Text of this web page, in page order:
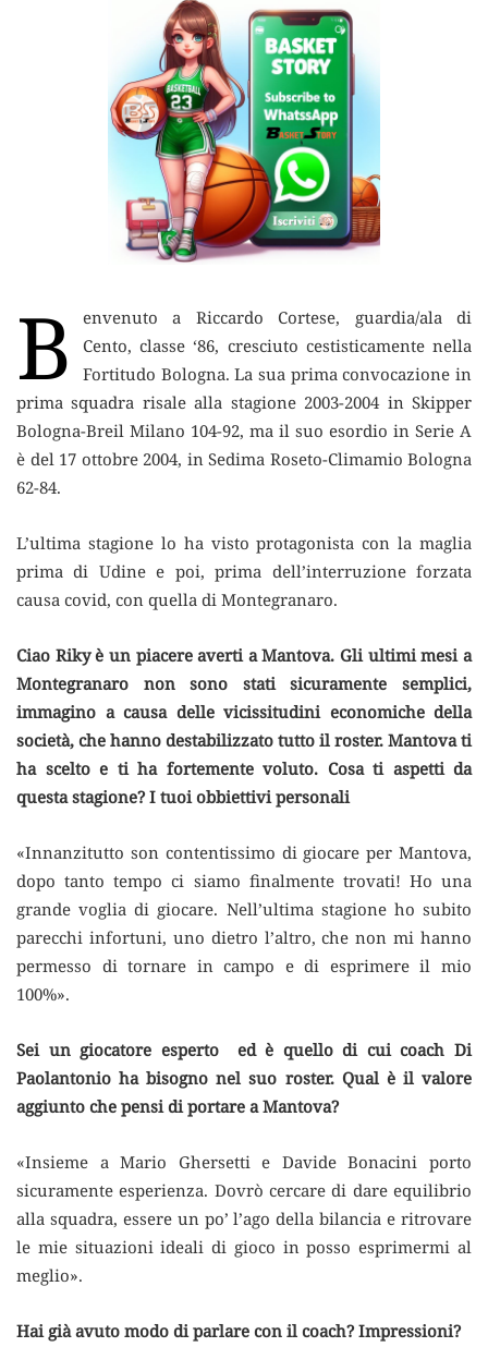
B
envenuto a Riccardo Cortese, guardia/ala di
Cento, classe ‘86, cresciuto cestisticamente nella
Fortitudo Bologna. La sua prima convocazione in
prima squadra risale alla stagione 2003-2004 in Skipper
Bologna-Breil Milano 104-92, ma il suo esordio in Serie A
è del 17 ottobre 2004, in Sedima Roseto-Climamio Bologna
62-84.
L’ultima stagione lo ha visto protagonista con la maglia
prima di Udine e poi, prima dell’interruzione forzata
causa covid, con quella di Montegranaro.
Ciao Riky è un piacere averti a Mantova. Gli ultimi mesi a
Montegranaro non sono stati sicuramente semplici,
immagino a causa delle vicissitudini economiche della
società, che hanno destabilizzato tutto il roster. Mantova ti
ha scelto e ti ha fortemente voluto. Cosa ti aspetti da
questa stagione? I tuoi obbiettivi personali
«Innanzitutto son contentissimo di giocare per Mantova,
dopo tanto tempo ci siamo finalmente trovati! Ho una
grande voglia di giocare. Nell’ultima stagione ho subito
parecchi infortuni, uno dietro l’altro, che non mi hanno
permesso di tornare in campo e di esprimere il mio
100%».
Sei un giocatore esperto ed è quello di cui coach Di
Paolantonio ha bisogno nel suo roster. Qual è il valore
aggiunto che pensi di portare a Mantova?
«Insieme a Mario Ghersetti e Davide Bonacini porto
sicuramente esperienza. Dovrò cercare di dare equilibrio
alla squadra, essere un po’ l’ago della bilancia e ritrovare
le mie situazioni ideali di gioco in posso esprimermi al
meglio».
Hai già avuto modo di parlare con il coach? Impressioni?